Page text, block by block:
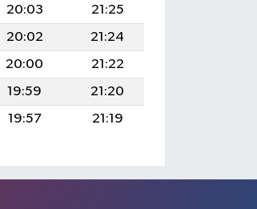
20:03
21:25
20:02
21:24
20:00
21:22
19:59
21:20
19:57 21:19